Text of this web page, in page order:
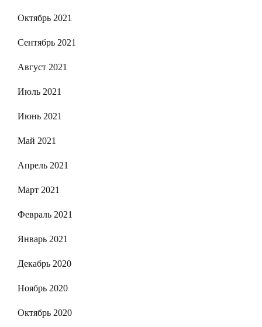
Октябрь 2021
Сентябрь 2021
Август 2021
Июль 2021
Июнь 2021
Май 2021
Апрель 2021
Март 2021
Февраль 2021
Январь 2021
Декабрь 2020
Ноябрь 2020
Октябрь 2020